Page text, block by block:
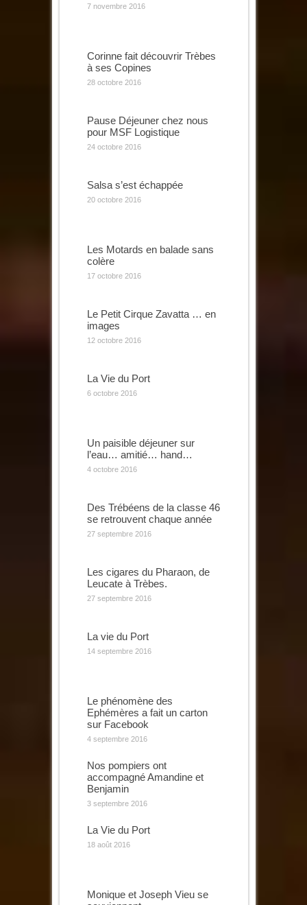
7 novembre 2016
Corinne fait découvrir Trèbes
à ses Copines
28 octobre 2016
Pause Déjeuner chez nous
pour MSF Logistique
24 octobre 2016
Salsa s’est échappée
20 octobre 2016
Les Motards en balade sans
colère
17 octobre 2016
Le Petit Cirque Zavatta … en
images
12 octobre 2016
La Vie du Port
6 octobre 2016
Un paisible déjeuner sur
l’eau… amitié… hand…
4 octobre 2016
Des Trébéens de la classe 46
se retrouvent chaque année
27 septembre 2016
Les cigares du Pharaon, de
Leucate à Trèbes.
27 septembre 2016
La vie du Port
14 septembre 2016
Le phénomène des
Ephémères a fait un carton
sur Facebook
4 septembre 2016
Nos pompiers ont
accompagné Amandine et
Benjamin
3 septembre 2016
La Vie du Port
18 août 2016
Monique et Joseph Vieu se